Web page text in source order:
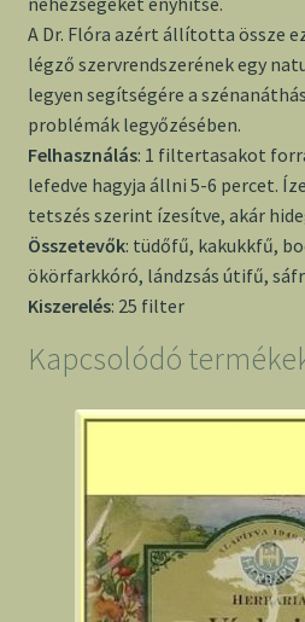
A Dr. Flóra azért állította össze
légző szervrendszerének egy
legyen segítségére a
problémák legyőzésében.
Felhasználás: 1 filtertasakot
lefedve hagyja állni 5-6 percet.
tetszés szerint ízesítve, akár
Összetevők: tüdőfű, kakukkfű,
ökörfarkkóró, lándzsás útifű,
Kiszerelés: 25 filter
Kapcsolódó